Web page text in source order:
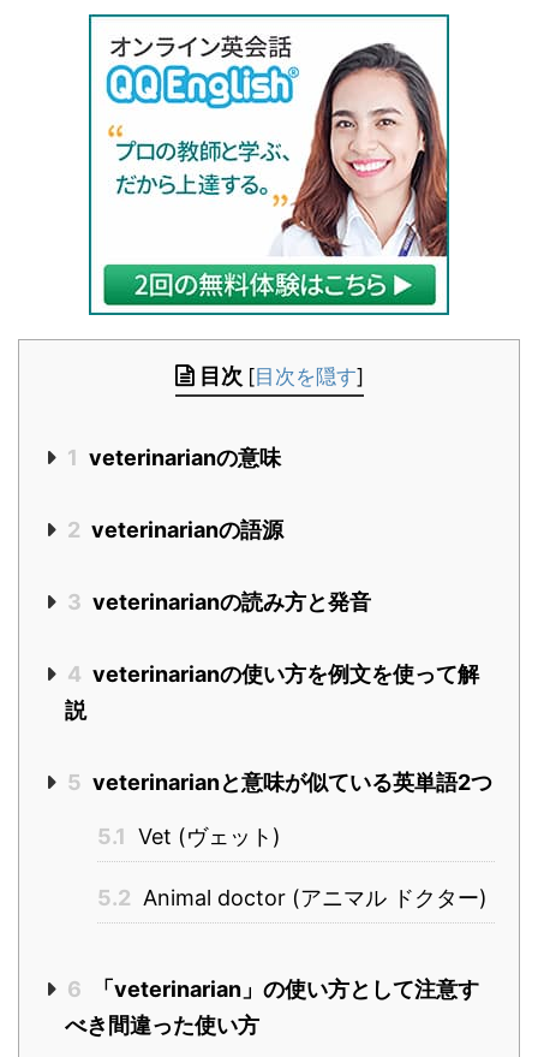
目次 [目次を隠す]
1 veterinarianの意味
2 veterinarianの語源
3 veterinarianの読み方と発音
4 veterinarianの使い方を例文を使って解
説
5 veterinarianと意味が似ている英単語2つ
5.1 Vet (ヴェット)
5.2 Animal doctor (アニマル ドクター)
6
「veterinarian」の使い方として注意す
べき間違った使い方